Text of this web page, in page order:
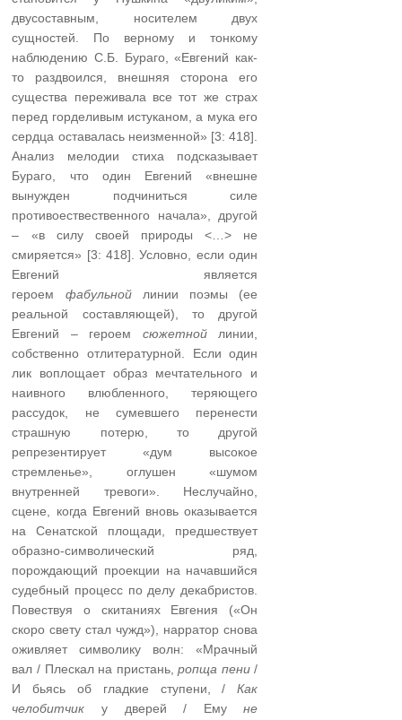
двусоставным, носителем двух
сущностей. По верному и тонкому
наблюдению С.Б. Бураго, «Евгений как-
то раздвоился, внешняя сторона его
существа переживала все тот же страх
перед горделивым истуканом, а мука его
сердца оставалась неизменной» [3: 418].
Анализ мелодии стиха подсказывает
Бураго, что один Евгений «внешне
вынужден подчиниться силе
противоествественного начала», другой
– «в силу своей природы <…> не
смиряется» [3: 418]. Условно, если один
Евгений является
героем фабульнойлинии поэмы (ее
реальной составляющей), то другой
Евгений – героем сюжетнойлинии,
собственно отлитературной. Если один
лик воплощает образ мечтательного и
наивного влюбленного, теряющего
рассудок, не сумевшего перенести
страшную потерю, то другой
репрезентирует «дум высокое
стремленье», оглушен «шумом
внутренней тревоги». Неслучайно,
сцене, когда Евгений вновь оказывается
на Сенатской площади, предшествует
образно-символический ряд,
порождающий проекции на начавшийся
судебный процесс по делу декабристов.
Повествуя о скитаниях Евгения («Он
скоро свету стал чужд»), нарратор снова
оживляет символику волн: «Мрачный
вал / Плескал на пристань, ропща пени/
И бьясь об гладкие ступени, /Как
челобитчик у дверей / Емуне